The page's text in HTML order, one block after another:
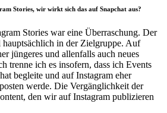
Stories, wir wirkt sich das auf Snapchat aus?
Stories war eine Überraschung. Der
in der Zielgruppe. Auf
jüngeres und allenfalls auch neues
trenne ich es insofern, dass ich Events
begleite und auf Instagram eher
werde. Die Vergänglichkeit der
den wir auf Instagram publizieren